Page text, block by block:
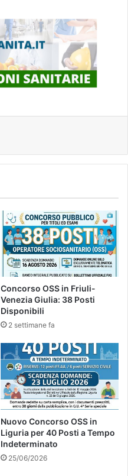
Concorso OSS in Friuli-
Venezia Giulia: 38 Posti
Disponibili
2 settimane fa
Nuovo Concorso OSS in
Liguria per 40 Posti a Tempo
Indeterminato
25/06/2026